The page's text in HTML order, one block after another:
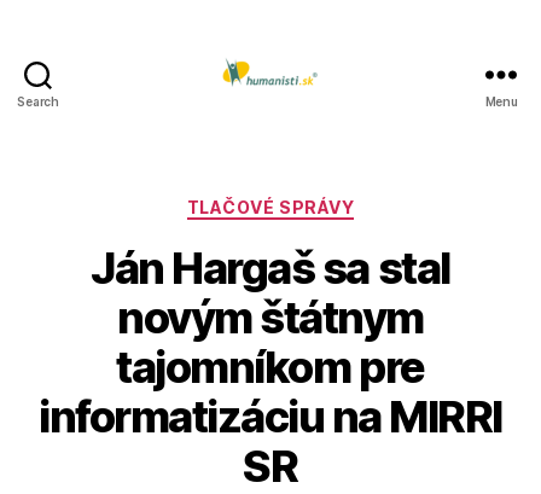
Search Menu
Kategórie
TLAČOVÉ SPRÁVY
Ján Hargaš sa stal
novým štátnym
tajomníkom pre
informatizáciu na MIRRI
SR